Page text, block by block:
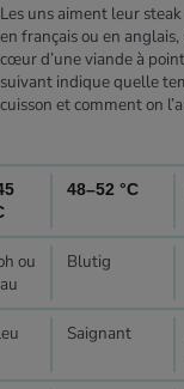
Les uns aiment leur
en français ou en
cœur d’une viande à
suivant indique quelle
cuisson et comment on
48–52 °C
ou
Blutig
Saignant